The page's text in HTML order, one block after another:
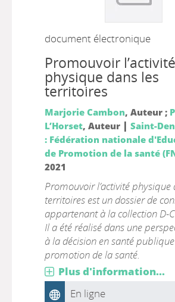
document électronique
Promouvoir l’activité
physique dans les
territoires
Marjorie Cambon, Auteur ;
L’Horset, Auteur | Saint-
: Fédération nationale
de Promotion de la santé
2021
Promouvoir l’activité physique
territoires est un dossier de
appartenant à la collection D-
Il a été réalisé dans une
à la décision en santé
promotion de la santé.
Plus d'information...
En ligne